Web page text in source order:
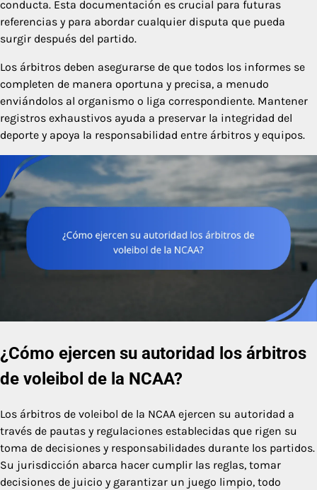
conducta. Esta documentación es crucial para futuras
referencias y para abordar cualquier disputa que pueda
surgir después del partido.
Los árbitros deben asegurarse de que todos los informes se
completen de manera oportuna y precisa, a menudo
enviándolos al organismo o liga correspondiente. Mantener
registros exhaustivos ayuda a preservar la integridad del
deporte y apoya la responsabilidad entre árbitros y equipos.
¿Cómo ejercen su autoridad los árbitros
de voleibol de la NCAA?
Los árbitros de voleibol de la NCAA ejercen su autoridad a
través de pautas y regulaciones establecidas que rigen su
toma de decisiones y responsabilidades durante los partidos.
Su jurisdicción abarca hacer cumplir las reglas, tomar
decisiones de juicio y garantizar un juego limpio, todo